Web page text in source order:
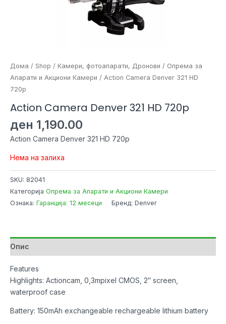
Дома / Shop / Камери, фотоапарати, Дронови / Опрема за
Апарати и Акциони Камери / Action Camera Denver 321 HD
720p
Action Camera Denver 321 HD 720p
ден 1,190.00
Action Camera Denver 321 HD 720p
Нема на залиха
SKU: 82041
Категорија Опрема за Апарати и Акциони Камери
Ознака: Гаранција: 12 месеци Бренд: Denver
Опис
Features
Highlights: Actioncam, 0,3mpixel CMOS, 2″ screen,
waterproof case
Battery: 150mAh exchangeable rechargeable lithium battery